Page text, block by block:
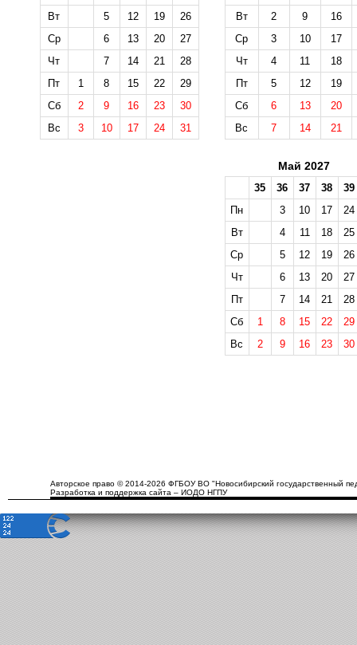
Вт
5 12 19
26
Ср
6 13 20
27
Чт
7 14 21
28
Пт
1 8 15 22
29
Сб
2 9 16 23
30
Вс
3 10 17 24 31
Вт
2 9
16
Ср
3 10
17
Чт
4 11
18
Пт
5 12
19
Сб
6 13
20
Вс
7 14 21
Май 2027
35 36 37 38
39
Пн
3 10 17
24
Вт
4 11 18
25
Ср
5 12 19
26
Чт
6 13 20
27
Пт
7 14 21
28
Сб
1 8 15 22
29
Вс
2 9 16 23 30
Авторское право © 2014-2026 ФГБОУ ВО "Новосибирский государственный
Разработка и поддержка сайта – ИОДО НГПУ